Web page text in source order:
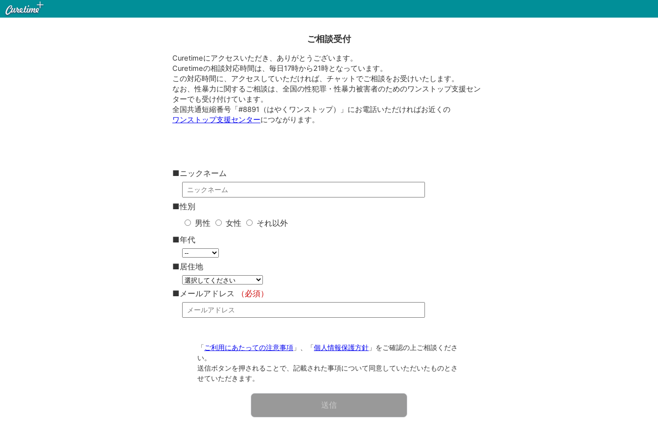
ご相談受付
Curetimeにアクセスいただき、ありがとうございます。
Curetimeの相談対応時間は、毎日17時から21時となっています。
この対応時間に、アクセスしていただければ、チャットでご相談をお受けいたします。
なお、性暴力に関するご相談は、全国の性犯罪・性暴力被害者のためのワンストップ支援セン
ターでも受け付けています。
全国共通短縮番号「#8891（はやくワンストップ）」にお電話いただければお近くの
ワンストップ支援センターにつながります。
■ニックネーム
■性別
男性
女性
それ以外
■年代
■居住地
■メールアドレス （必須）
「ご利用にあたっての注意事項 」、「個人情報保護方針 」をご確認の上ご相談くださ
い。
送信ボタンを押されることで、記載された事項について同意していただいたものとさ
せていただきます。
送信